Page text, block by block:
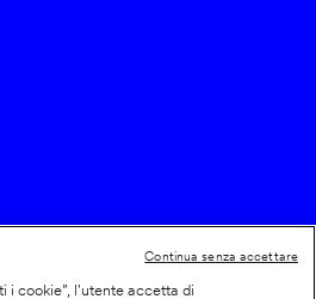
i cookie”, l'utente accetta di
Continua senza accettare